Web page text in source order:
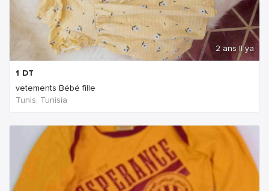
2 ans Il ya
1 DT
vetements Bébé fille
Tunis, Tunisia